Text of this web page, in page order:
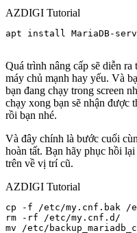
AZDIGI Tutorial
apt install MariaDB-
Quá trình nâng cấp sẽ diễn
máy chủ mạnh hay yếu. Và
bạn đang chạy trong screen
chạy xong bạn sẽ nhận được
rồi bạn nhé.
Và đây chính là bước cuối
hoàn tất. Bạn hãy phục hồi
trên về vị trí cũ.
AZDIGI Tutorial
cp -f /etc/my.cnf.bak /
rm -rf /etc/my.cnf.d/
mv /etc/